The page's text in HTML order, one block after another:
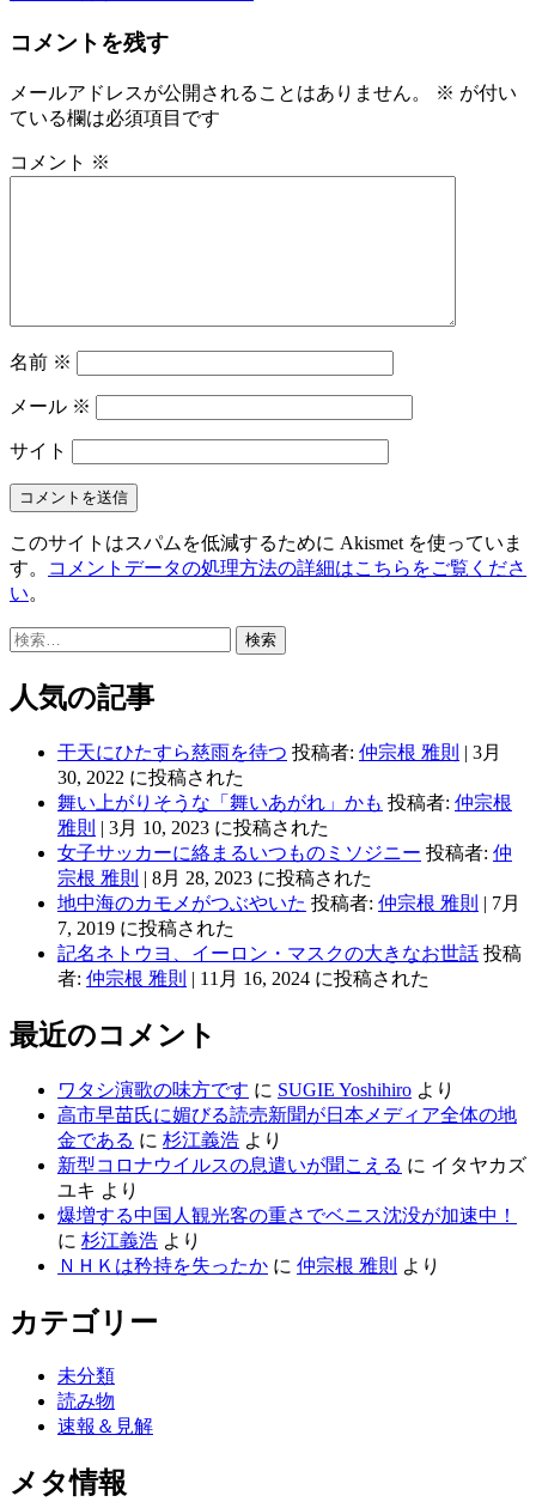
コメントを残す
メールアドレスが公開されることはありません。 ※ が付い
ている欄は必須項目です
コメント ※
名前 ※
メール ※
サイト
このサイトはスパムを低減するために Akismet を使っていま
す。
コメントデータの処理方法の詳細はこちらをご覧くださ
い。
検
人気の記事
干天にひたすら慈雨を待つ 投稿者: 仲宗根 雅則 | 3月
30, 2022 に投稿された
舞い上がりそうな「舞いあがれ」かも 投稿者: 仲宗根
雅則 | 3月 10, 2023 に投稿された
女子サッカーに絡まるいつものミソジニー 投稿者: 仲
宗根 雅則 | 8月 28, 2023 に投稿された
地中海のカモメがつぶやいた 投稿者: 仲宗根 雅則 | 7月
7, 2019 に投稿された
記名ネトウヨ、イーロン・マスクの大きなお世話 投稿
者: 仲宗根 雅則 | 11月 16, 2024 に投稿された
最近のコメント
ワタシ演歌の味方です に SUGIE Yoshihiro より
高市早苗氏に媚びる読売新聞が日本メディア全体の地
金である に 杉江義浩 より
新型コロナウイルスの息遣いが聞こえる に イタヤカズ
ユキ より
爆増する中国人観光客の重さでベニス沈没が加速中！
に 杉江義浩 より
ＮＨＫは矜持を失ったか に 仲宗根 雅則 より
カテゴリー
未分類
読み物
速報＆見解
メタ情報